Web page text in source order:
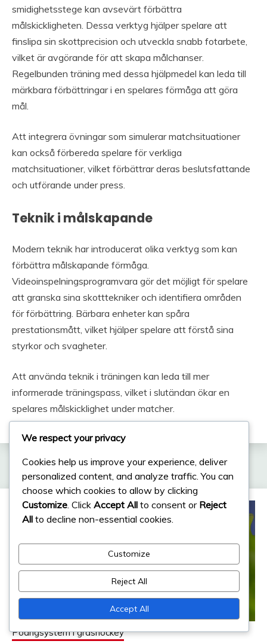
smidighetsstege kan avsevärt förbättra
målskickligheten. Dessa verktyg hjälper spelare att
finslipa sin skottprecision och utveckla snabb fotarbete,
vilket är avgörande för att skapa målchanser.
Regelbunden träning med dessa hjälpmedel kan leda till
märkbara förbättringar i en spelares förmåga att göra
mål.
Att integrera övningar som simulerar matchsituationer
kan också förbereda spelare för verkliga
matchsituationer, vilket förbättrar deras beslutsfattande
och utförande under press.
Teknik i målskapande
Modern teknik har introducerat olika verktyg som kan
förbättra målskapande förmåga.
Videoinspelningsprogramvara gör det möjligt för spelare
att granska sina skotttekniker och identifiera områden
för förbättring. Bärbara enheter kan spåra
prestationsmått, vilket hjälper spelare att förstå sina
styrkor och svagheter.
Att använda teknik i träningen kan leda till mer
informerade träningspass, vilket i slutändan ökar en
spelares målskicklighet under matcher.
Related Posts
Poängsystem i gräshockey
We respect your privacy
Cookies help us improve your experience, deliver
personalized content, and analyze traffic. You can
choose which cookies to allow by clicking
Customize . Click Accept All to consent or Reject
All to decline non-essential cookies.
Customize
Reject All
Accept All